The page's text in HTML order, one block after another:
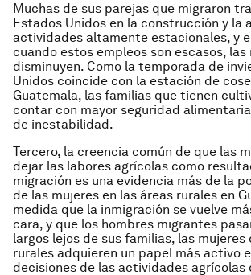
Muchas de sus parejas que migraron
Estados Unidos en la construcción y la
actividades altamente estacionales, y
cuando estos empleos son escasos, las
disminuyen. Como la temporada de
Unidos coincide con la estación de
Guatemala, las familias que tienen
contar con mayor seguridad
de inestabilidad.
Tercero, la creencia común de que las
dejar las labores agrícolas como
migración es una evidencia más de la
de las mujeres en las áreas rurales en
medida que la inmigración se vuelve
cara, y que los hombres migrantes
largos lejos de sus familias, las mujeres
rurales adquieren un papel más activo
decisiones de las actividades agrícolas